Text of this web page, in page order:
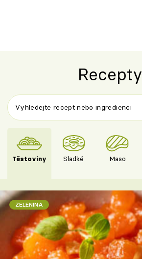
Recepty
Těstoviny Sladké Maso
ZELENINA